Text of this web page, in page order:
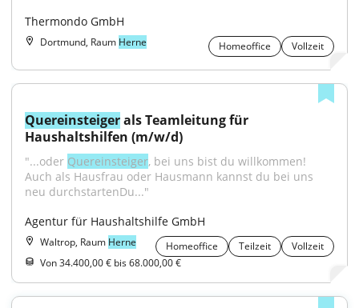
Thermondo GmbH
Dortmund, Raum Herne Homeoffice Vollzeit
Quereinsteiger als Teamleitung für
Haushaltshilfen (m/w/d)
"...oder Quereinsteiger, bei uns bist du willkommen!
Auch als Hausfrau oder Hausmann kannst du bei uns
neu durchstartenDu..."
Agentur für Haushaltshilfe GmbH
Waltrop, Raum Herne Homeoffice Teilzeit
Vollzeit
Von 34.400,00 € bis 68.000,00 €